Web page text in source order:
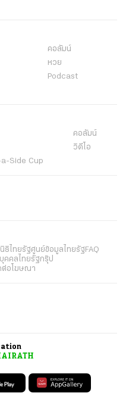
คอลัมน์
หวย
Podcast
คอลัมน์
วิดีโอ
Side Cup
ธิไทยรัฐศูนย์ข้อมูลไทยรัฐ FAQ
คคลไทยรัฐกรุ๊ป
ต่อโฆษณา